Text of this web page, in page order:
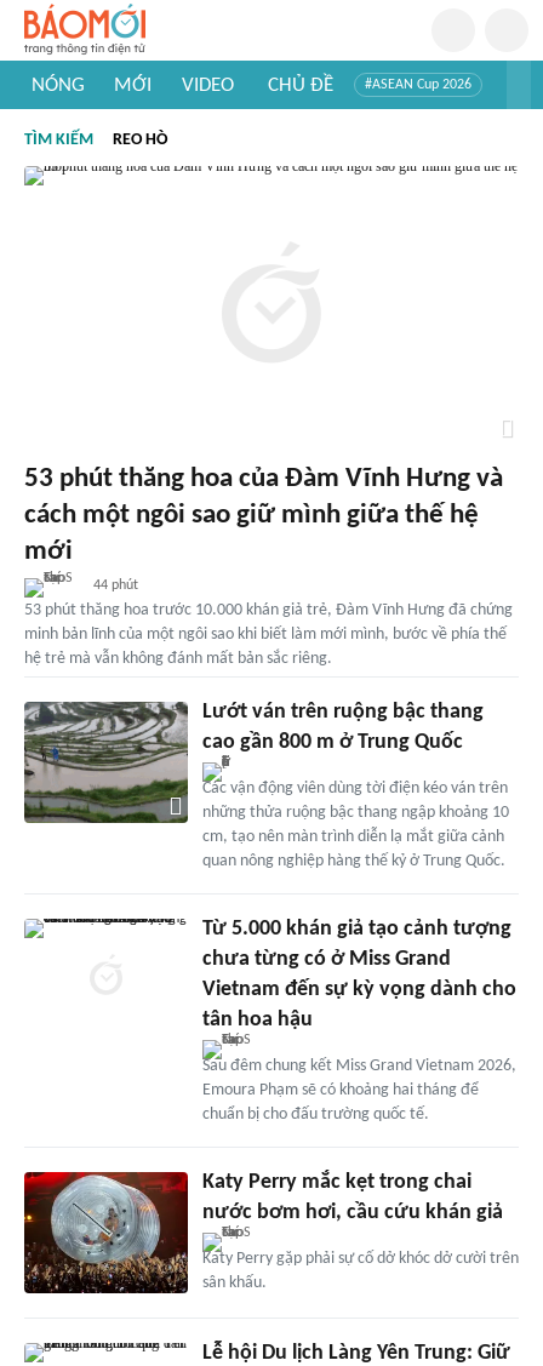
NÓNG MỚI VIDEO CHỦ ĐỀ #ASEAN Cup 2026
#Khám phá Việt Nam
TÌM KIẾM REO HÒ
53 phút thăng hoa của Đàm Vĩnh Hưng và
cách một ngôi sao giữ mình giữa thế hệ
mới
44 phút
53 phút thăng hoa trước 10.000 khán giả trẻ, Đàm Vĩnh Hưng đã chứng
minh bản lĩnh của một ngôi sao khi biết làm mới mình, bước về phía thế
hệ trẻ mà vẫn không đánh mất bản sắc riêng.
Lướt ván trên ruộng bậc thang
cao gần 800 m ở Trung Quốc
Các vận động viên dùng tời điện kéo ván trên
những thửa ruộng bậc thang ngập khoảng 10
cm, tạo nên màn trình diễn lạ mắt giữa cảnh
quan nông nghiệp hàng thế kỷ ở Trung Quốc.
Từ 5.000 khán giả tạo cảnh tượng
chưa từng có ở Miss Grand
Vietnam đến sự kỳ vọng dành cho
tân hoa hậu
Sau đêm chung kết Miss Grand Vietnam 2026,
Emoura Phạm sẽ có khoảng hai tháng để
chuẩn bị cho đấu trường quốc tế.
Katy Perry mắc kẹt trong chai
nước bơm hơi, cầu cứu khán giả
Katy Perry gặp phải sự cố dở khóc dở cười trên
sân khấu.
Lễ hội Du lịch Làng Yên Trung: Giữ